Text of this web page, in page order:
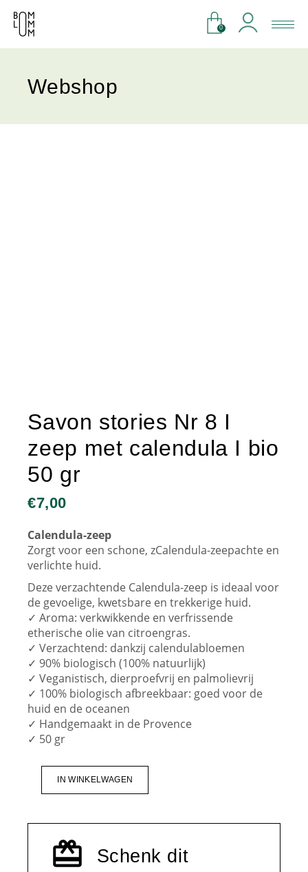
0
Webshop
Savon stories Nr 8 I
zeep met calendula I bio
50 gr
€7,00
Calendula-zeep
Zorgt voor een schone, zCalendula-zeepachte en
verlichte huid.
Deze verzachtende Calendula-zeep is ideaal voor
de gevoelige, kwetsbare en trekkerige huid.
✓ Aroma: verkwikkende en verfrissende
etherische olie van citroengras.
✓ Verzachtend: dankzij calendulabloemen
✓ 90% biologisch (100% natuurlijk)
✓ Veganistisch, dierproefvrij en palmolievrij
✓ 100% biologisch afbreekbaar: goed voor de
huid en de oceanen
✓ Handgemaakt in de Provence
✓ 50 gr
IN WINKELWAGEN
Schenk dit